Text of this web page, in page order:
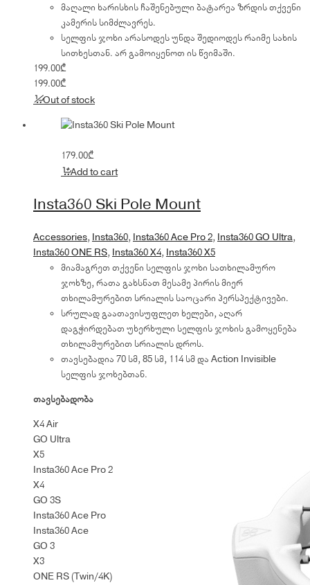
მაღალი ხარისხის ჩაშენებული ბატარეა ზრდის თქვენი
კამერის სიმძლავრეს.
სელფის ჯოხი არასოდეს უნდა შედიოდეს რაიმე სახის
სითხესთან. არ გამოიყენოთ ის წვიმაში.
199.00₾
199.00₾
Out of stock
179.00₾
Add to cart
Insta360 Ski Pole Mount
Accessories, Insta360, Insta360 Ace Pro 2, Insta360 GO Ultra,
Insta360 ONE RS, Insta360 X4, Insta360 X5
მიამაგრეთ თქვენი სელფის ჯოხი სათხილამურო
ჯოხზე, რათა გახსნათ მესამე პირის მიერ
თხილამურებით სრიალის საოცარი პერსპექტივები.
სრულად გაათავისუფლეთ ხელები, აღარ
დაგჭირდებათ უხერხული სელფის ჯოხის გამოყენება
თხილამურებით სრიალის დროს.
თავსებადია 70 სმ, 85 სმ, 114 სმ და Action Invisible
სელფის ჯოხებთან.
თავსებადობა
X4 Air
GO Ultra
X5
Insta360 Ace Pro 2
X4
GO 3S
Insta360 Ace Pro
Insta360 Ace
GO 3
X3
ONE RS (Twin/4K)